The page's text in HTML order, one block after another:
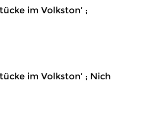
im Volkston’ ;
im Volkston’ ; Nich